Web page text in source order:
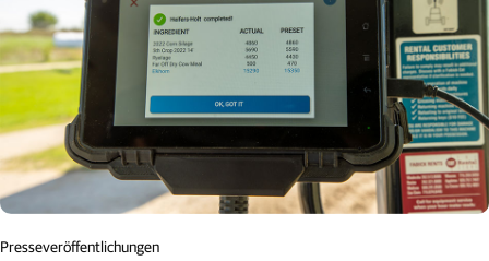
Presseveröffentlichungen